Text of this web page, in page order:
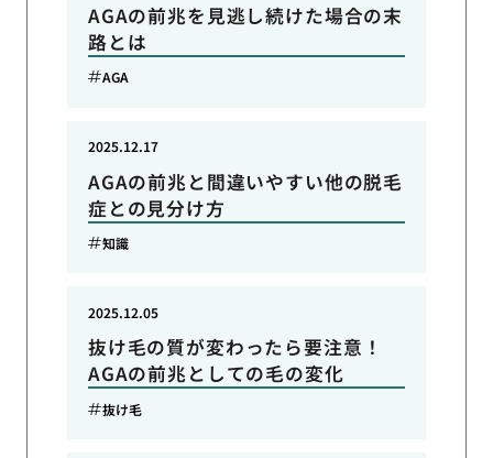
AGAの前兆を見逃し続けた場合の末
路とは
AGA
AGAの前兆と間違いやすい他の脱毛
症との見分け方
2025.12.17
知識
抜け毛の質が変わったら要注意！
AGAの前兆としての毛の変化
2025.12.05
抜け毛